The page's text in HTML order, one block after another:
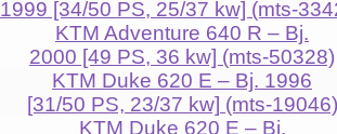
1999 [34/50 PS, 25/37 kw] (mts-
KTM Adventure 640 R – Bj.
2000 [49 PS, 36 kw] (mts-50328)
KTM Duke 620 E – Bj. 1996
[31/50 PS, 23/37 kw] (mts-19046)
KTM Duke 620 E – Bj.